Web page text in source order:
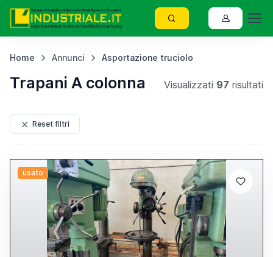
Home Annunci Asportazione truciolo
Trapani A colonna Visualizzati 97 risultati
Reset filtri
usato